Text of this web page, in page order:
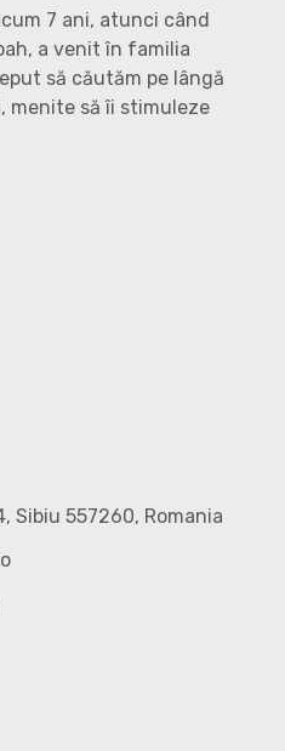
7 ani, atunci când
a venit în familia
să căutăm pe lângă
menite să îi stimuleze
Sibiu 557260, Romania